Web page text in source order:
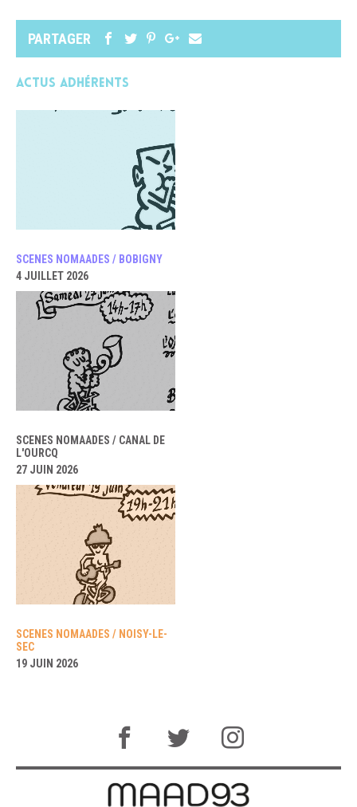
PARTAGER
Actus adhérents
SCENES NOMAADES / BOBIGNY
4 JUILLET 2026
SCENES NOMAADES / CANAL DE
L'OURCQ
27 JUIN 2026
SCENES NOMAADES / NOISY-LE-
SEC
19 JUIN 2026